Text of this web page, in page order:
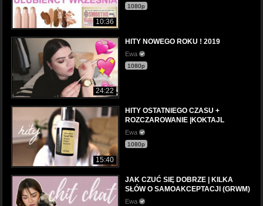
10:36
1080p
24:22
HITY NOWEGO ROKU ! 2019
Ewa
1080p
15:40
HITY OSTATNIEGO CZASU +
ROZCZAROWANIE |KOKTAJL
Ewa
1080p
JAK CZUĆ SIĘ DOBRZE | KILKA
SŁÓW O SAMOAKCEPTACJI (GRWM)
Ewa